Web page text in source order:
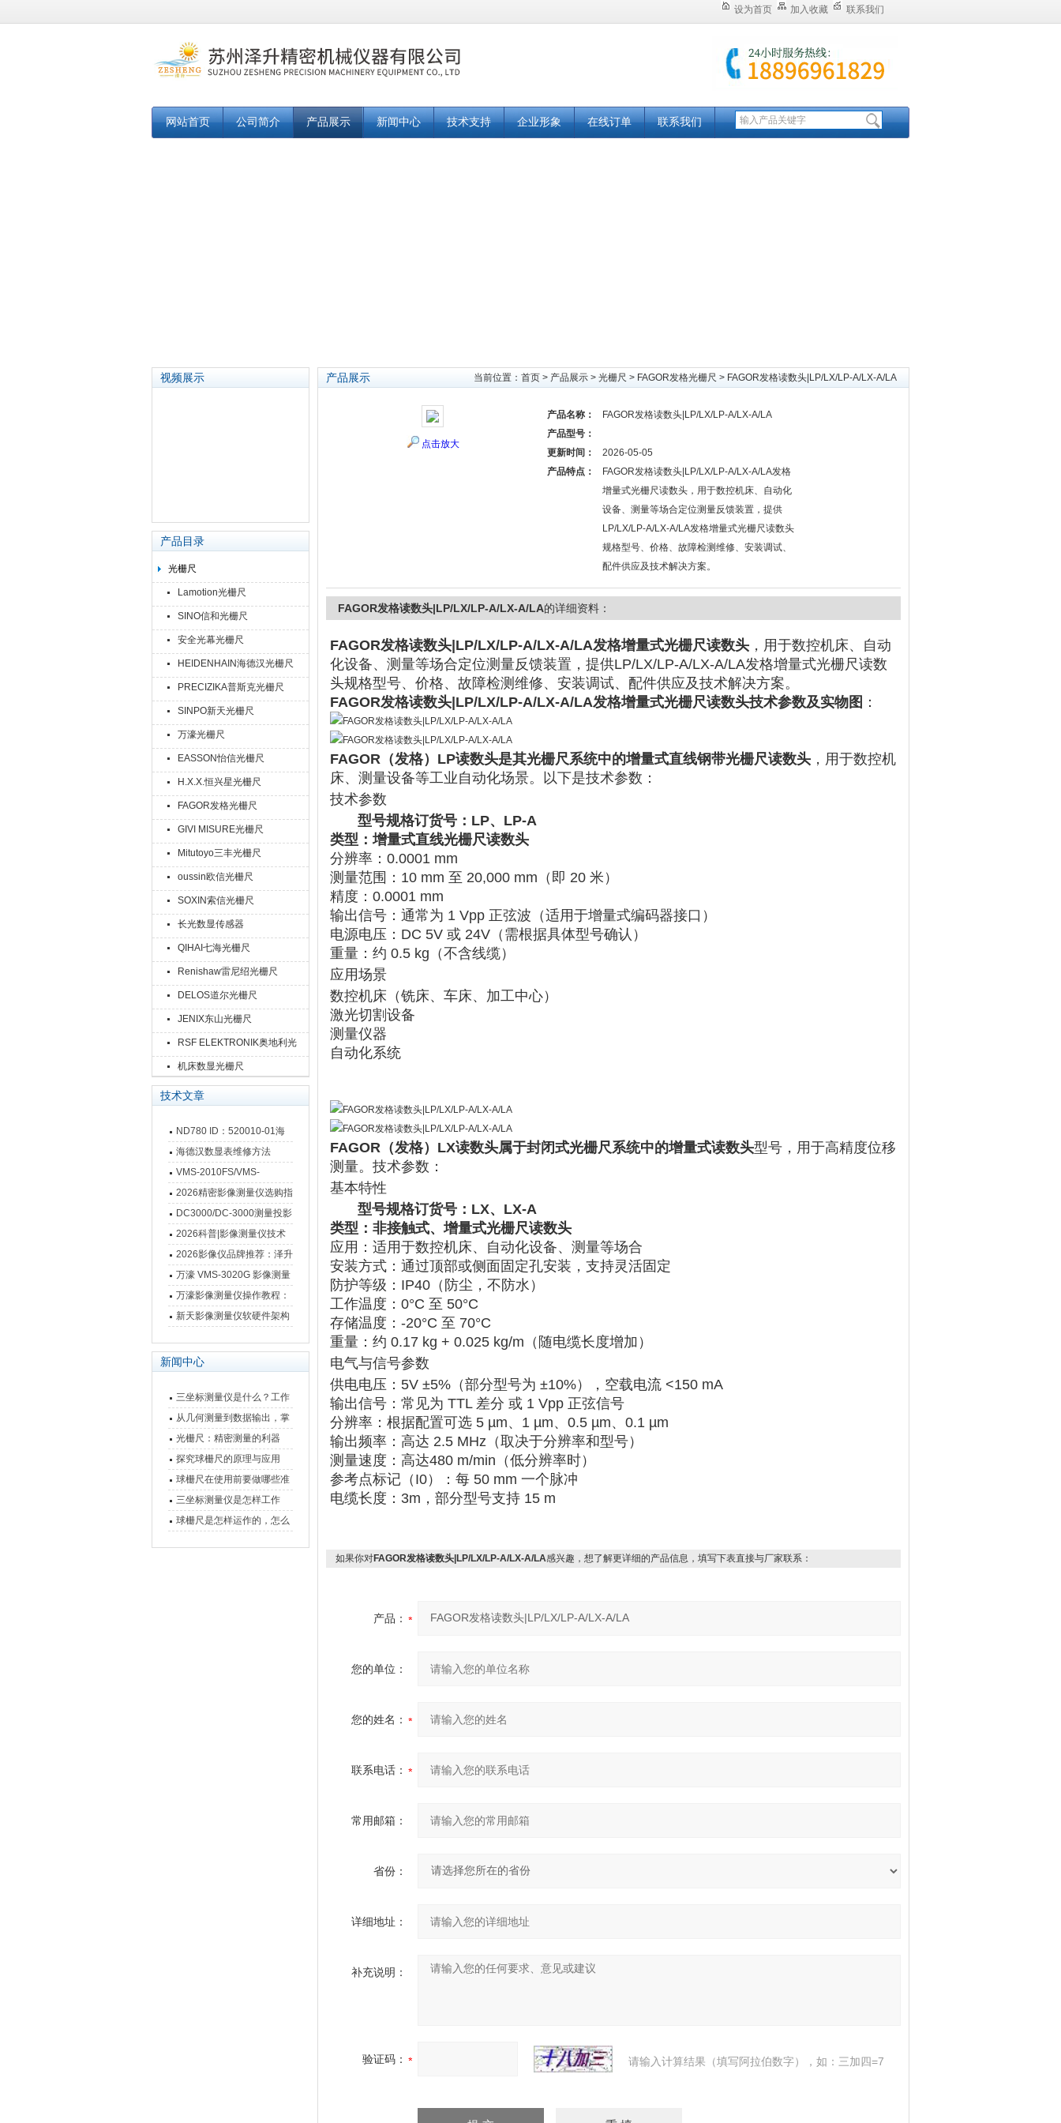
设为首页 加入收藏 联系我们
网站首页 公司简介 产品展示 新闻中心 技术支持 企业形象 在线订单 联系我们
视频展示
产品目录
光栅尺
Lamotion光栅尺
SINO信和光栅尺
安全光幕光栅尺
HEIDENHAIN海德汉光栅尺
PRECIZIKA普斯克光栅尺
SINPO新天光栅尺
万濠光栅尺
EASSON怡信光栅尺
H.X.X.恒兴星光栅尺
FAGOR发格光栅尺
GIVI MISURE光栅尺
Mitutoyo三丰光栅尺
oussin欧信光栅尺
SOXIN索信光栅尺
长光数显传感器
QIHAI七海光栅尺
Renishaw雷尼绍光栅尺
DELOS道尔光栅尺
JENIX东山光栅尺
RSF ELEKTRONIK奥地利光
栅尺
机床数显光栅尺
技术文章
ND780 ID：520010-01海
德汉数显表故障维修内容
海德汉数显表维修方法
VMS-2010FS/VMS-
3020FS/VMS-4030FS手动
影像测量仪技术参数
2026精密影像测量仪选购指
南 靠谱品牌一站式选型推荐
DC3000/DC-3000测量投影
仪万濠数据处理器数显表故
障维修方法
2026科普|影像测量仪技术
原理、分类及选型应用
2026影像仪品牌推荐：泽升
影像测量仪选型指南
万濠 VMS-3020G 影像测量
仪技术规格与应用解析
万濠影像测量仪操作教程：
从开机到出报告，新手也能
新天影像测量仪软硬件架构
新闻中心
三坐标测量仪是什么？工作
原理、分类与核心功能一次
讲清
从几何测量到数据输出，掌
握万濠影像测量仪的六大核
心能力
光栅尺：精密测量的利器
探究球栅尺的原理与应用
球栅尺在使用前要做哪些准
备工作？
三坐标测量仪是怎样工作
的，功能有什么优势？
球栅尺是怎样运作的，怎么
产品展示 当前位置： 首页 > 产品展示 > 光栅尺 > FAGOR发格光栅尺 > FAGOR发格读数头|LP/LX/LP-A/LX-A/LA
点击放大
产品名称：
FAGOR发格读数头|LP/LX/LP-A/LX-A/LA
产品型号：
更新时间：
2026-05-05
产品特点：
FAGOR发格读数头|LP/LX/LP-A/LX-A/LA发格
增量式光栅尺读数头，用于数控机床、自动化
设备、测量等场合定位测量反馈装置，提供
LP/LX/LP-A/LX-A/LA发格增量式光栅尺读数头
规格型号、价格、故障检测维修、安装调试、
配件供应及技术解决方案。
FAGOR发格读数头|LP/LX/LP-A/LX-A/LA的详细资料：
FAGOR发格读数头|LP/LX/LP-A/LX-A/LA发格增量式光栅尺读数头 ，用于数控机床、自动
化设备、测量等场合定位测量反馈装置，提供LP/LX/LP-A/LX-A/LA发格增量式光栅尺读数
头规格型号、价格、故障检测维修、安装调试、配件供应及技术解决方案。
FAGOR发格读数头|LP/LX/LP-A/LX-A/LA发格增量式光栅尺读数头技术参数及实物图 ：
FAGOR（发格）LP读数头是其光栅尺系统中的增量式直线钢带光栅尺读数头 ，用于数控机
床、测量设备等工业自动化场景。以下是技术参数：
技术参数
型号规格订货号：LP、LP-A
类型 ‌：增量式直线光栅尺读数头
分辨率 ‌：‌ 0.0001 mm
测量范围 ‌：‌ 10 mm 至 20,000 mm ‌（即 20 米）‌‌
精度 ‌：‌ 0.0001 mm
输出信号 ‌：通常为 ‌ 1 Vpp 正弦波 ‌（适用于增量式编码器接口）‌‌
电源电压 ‌：‌ DC 5V 或 24V ‌（需根据具体型号确认）‌‌
重量 ‌：约 ‌ 0.5 kg ‌（不含线缆）‌‌
应用场景
数控机床（铣床、车床、加工中心）
激光切割设备
测量仪器
自动化系统‌‌
FAGOR（发格）LX读数头‌属于封闭式光栅尺系统中的增量式读数头型号，用于高精度位移
测量。 技术参数 ‌：
基本特性
型号规格订货号：LX、LX-A
类型 ‌：非接触式、增量式光栅尺读数头
应用 ‌：适用于数控机床、自动化设备、测量等场合
安装方式 ‌：通过顶部或侧面固定孔安装，支持灵活固定
防护等级 ‌：‌ IP40 ‌（防尘，不防水）‌‌
工作温度 ‌：‌ 0°C 至 50°C
存储温度 ‌：‌ -20°C 至 70°C
重量 ‌：约 ‌ 0.17 kg + 0.025 kg/m ‌（随电缆长度增加）‌‌
电气与信号参数
供电电压 ‌：‌ 5V ±5% ‌（部分型号为 ±10%），空载电流 ‌ <150 mA
输出信号 ‌：常见为 ‌ TTL 差分 ‌ 或 ‌ 1 Vpp 正弦信号
分辨率 ‌：根据配置可选 ‌ 5 µm、1 µm、0.5 µm、0.1 µm
输出频率 ‌：高达 ‌ 2.5 MHz ‌（取决于分辨率和型号）‌‌
测量速度 ‌：高达480 m/min ‌（低分辨率时）‌‌
参考点标记（I0）
‌：每 ‌ 50 mm ‌ 一个脉冲
电缆长度 ‌：3m ‌，部分型号支持 ‌ 15 m
如果你对FAGOR发格读数头|LP/LX/LP-A/LX-A/LA感兴趣，想了解更详细的产品信息，填写下表直接与厂家联系：
产品：
您的单位：
您的姓名：
联系电话：
常用邮箱：
省份：
详细地址：
补充说明：
验证码： 请输入计算结果（填写阿拉伯数字），如：三加四=7